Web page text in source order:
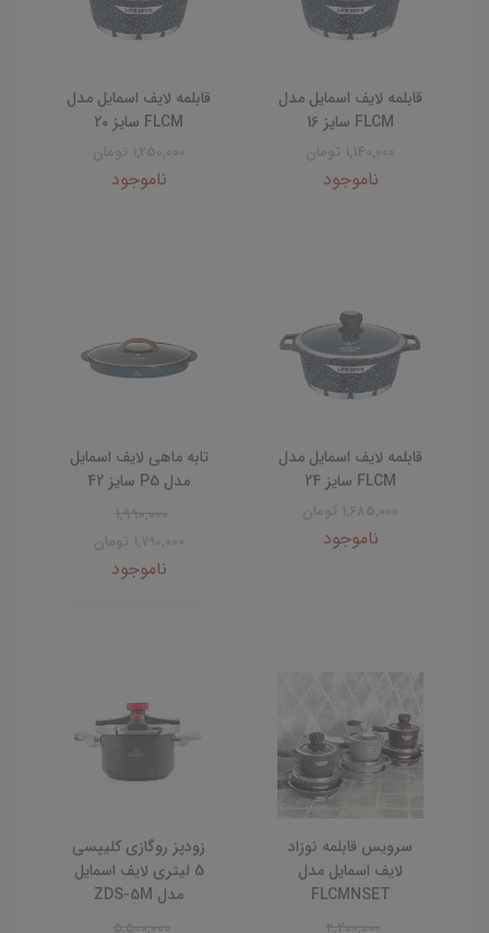
قابلمه لایف اسمایل مدل
FLCM سایز 16
ناموجود
قابلمه لایف اسمایل مدل
FLCM سایز 20
ناموجود
قابلمه لایف اسمایل مدل
FLCM سایز 24
ناموجود
تابه ماهی لایف اسمایل
مدل P5 سایز 42
1,990,000
ناموجود
سرویس قابلمه نوزاد
لایف اسمایل مدل
FLCMNSET
2,200,000
زودپز روگازی کلیپسی
5 لیتری لایف اسمایل
مدل ZDS-5M
5,500,000